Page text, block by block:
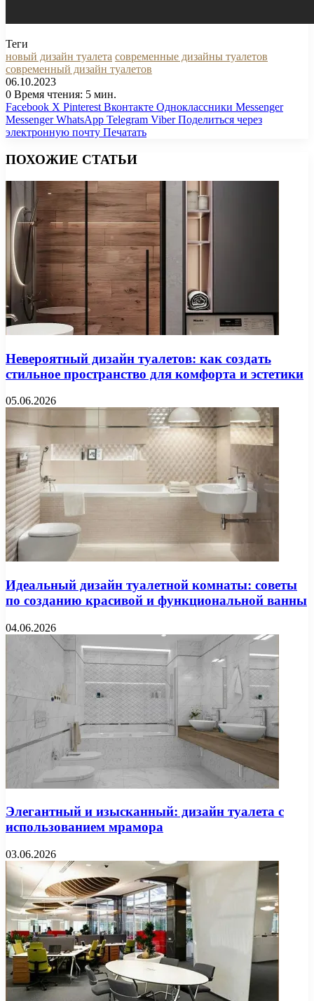
Теги
новый дизайн туалета современные дизайны туалетов
современный дизайн туалетов
06.10.2023
0 Время чтения: 5 мин.
Facebook X Pinterest Вконтакте Одноклассники Messenger
Messenger WhatsApp Telegram Viber Поделиться через
электронную почту Печатать
ПОХОЖИЕ СТАТЬИ
Невероятный дизайн туалетов: как создать
стильное пространство для комфорта и эстетики
05.06.2026
Идеальный дизайн туалетной комнаты: советы
по созданию красивой и функциональной ванны
04.06.2026
Элегантный и изысканный: дизайн туалета с
использованием мрамора
03.06.2026